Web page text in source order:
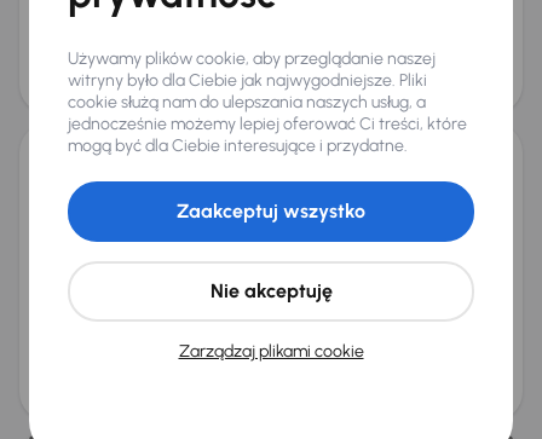
obniżką
40 000 zł
39 000 zł
Nissan Qashqai
2019 Benzyna1.3 DIG-T103 kW
Od pierwszego właściciela 1.3 DIG-T 1. Właściciel
Klima
+3 kolejnych
Miesięczna rata
od 310 zł
Cena promocyjna
49 000 zł
Używamy plików cookie, aby przeglądanie naszej
witryny było dla Ciebie jak najwygodniejsze. Pliki
cookie służą nam do ulepszania naszych usług, a
jednocześnie możemy lepiej oferować Ci treści, które
mogą być dla Ciebie interesujące i przydatne.
Zarządzaj plikami cookie
Nie akceptuję
Zaakceptuj wszystko